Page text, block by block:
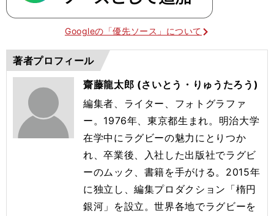
Googleの「優先ソース」について
著者プロフィール
齋藤龍太郎 (さいとう・りゅうたろう)
編集者、ライター、フォトグラファ
ー。1976年、東京都生まれ。明治大学
在学中にラグビーの魅力にとりつか
れ、卒業後、入社した出版社でラグビ
ーのムック、書籍を手がける。2015年
に独立し、編集プロダクション「楕円
銀河」を設立。世界各地でラグビーを